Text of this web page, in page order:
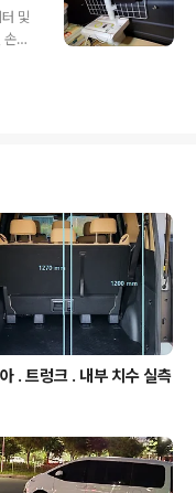
크
름
거
및
전
전
Ci
. 트렁크 . 내부 치수 실측